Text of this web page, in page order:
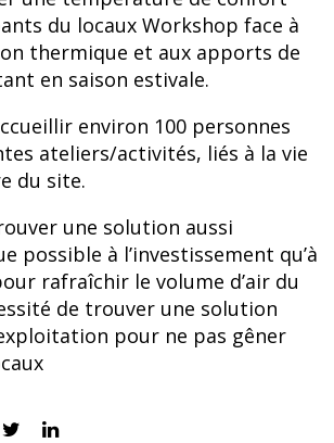
du locaux Workshop face à
thermique et aux apports de
en saison estivale.
environ 100 personnes
ateliers/activités, liés à la vie
du site.
une solution aussi
possible à l’investissement qu’à
rafraîchir le volume d’air du
de trouver une solution
pour ne pas gêner